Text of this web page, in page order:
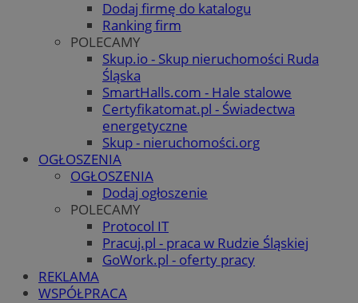
Dodaj firmę do katalogu
Ranking firm
POLECAMY
Skup.io - Skup nieruchomości Ruda
Śląska
SmartHalls.com - Hale stalowe
Certyfikatomat.pl - Świadectwa
energetyczne
Skup - nieruchomości.org
OGŁOSZENIA
OGŁOSZENIA
Dodaj ogłoszenie
POLECAMY
Protocol IT
Pracuj.pl - praca w Rudzie Śląskiej
GoWork.pl - oferty pracy
REKLAMA
WSPÓŁPRACA